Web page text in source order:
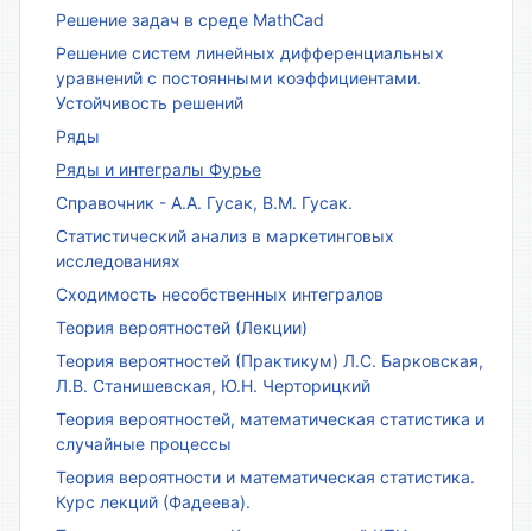
Решение задач в среде MathCad
Решение систем линейных дифференциальных
уравнений с постоянными коэффициентами.
Устойчивость решений
Ряды
Ряды и интегралы Фурье
Справочник - А.А. Гусак, В.М. Гусак.
Статистический анализ в маркетинговых
исследованиях
Сходимость несобственных интегралов
Теория вероятностей (Лекции)
Теория вероятностей (Практикум) Л.С. Барковская,
Л.В. Станишевская, Ю.Н. Черторицкий
Теория вероятностей, математическая статистика и
случайные процессы
Теория вероятности и математическая статистика.
Курс лекций (Фадеева).